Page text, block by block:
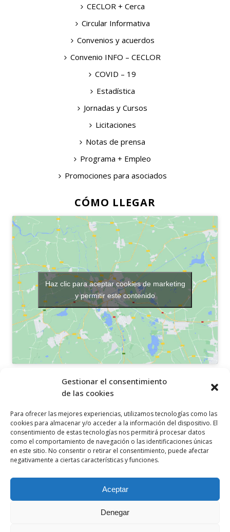
Gestionar el consentimiento
de las cookies
Para ofrecer las mejores experiencias, utilizamos tecnologías como las
cookies para almacenar y/o acceder a la información del dispositivo. El
consentimiento de estas tecnologías nos permitirá procesar datos
como el comportamiento de navegación o las identificaciones únicas
en este sitio. No consentir o retirar el consentimiento, puede afectar
negativamente a ciertas características y funciones.
Aceptar
Denegar
CECLOR + Cerca
Circular Informativa
Convenios y acuerdos
Convenio INFO – CECLOR
COVID – 19
Estadística
Jornadas y Cursos
Licitaciones
Notas de prensa
Programa + Empleo
Promociones para asociados
CÓMO LLEGAR
Haz clic para aceptar cookies de marketing
y permitir este contenido
OTROS ENLACES
Política de cookies
Aviso legal
Canal ético
SÍGUENOS EN